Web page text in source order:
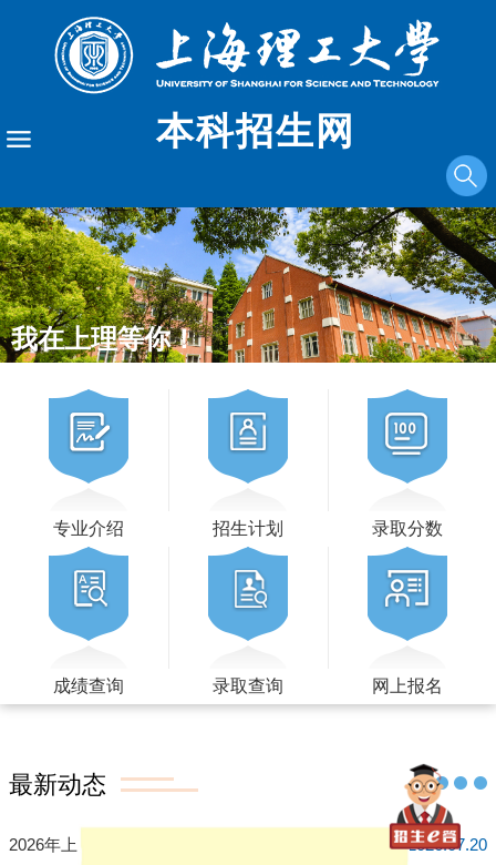
本科招生网
我在上理等你！
专业介绍 招生计划 录取分数
成绩查询 录取查询 网上报名
最新动态
2026年上海理工大学录取进展 2026.07.20